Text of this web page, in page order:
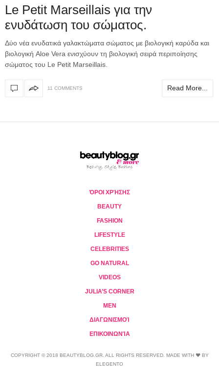
Le Petit Marseillais για την
ενυδάτωση του σώματος.
Δύο νέα ενυδατικά γαλακτώματα σώματος με βιολογική καρύδα και
βιολογική Aloe Vera ενισχύουν τη βιολογική σειρά περιποίησης
σώματος του Le Petit Marseillais.
11 COMMENTS Read More...
ΌΡΟΙ ΧΡΉΣΗΣ
BEAUTY
FASHION
LIFESTYLE
CELEBRITIES
GO NATURAL
VIDEOS
JULIA’S CORNER
MEN
ΔΙΑΓΩΝΙΣΜΟΊ
ΕΠΙΚΟΙΝΩΝΊΑ
COPYRIGHT © 2018 BEAUTYBLOG.GR. ALL RIGHTS RESERVED. MADE WITH ❤ BY
ELEGENTO